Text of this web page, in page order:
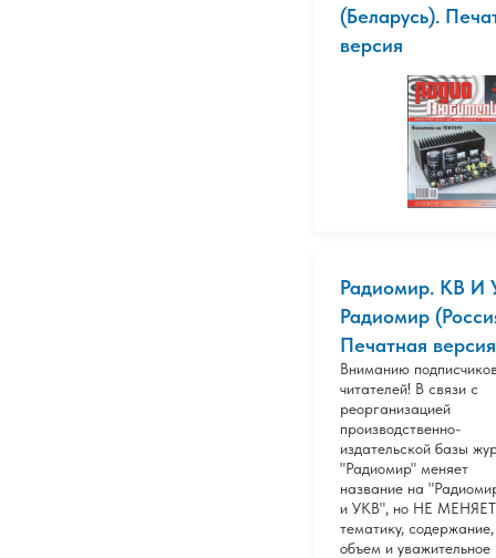
(Беларусь).
версия
Радиомир. КВ И
Радиомир
Печатная версия
Вниманию
читателей! В связи с
реорганизацией
производственно-
издательской базы
"Радиомир" меняет
название на
и УКВ", но НЕ МЕНЯЕТ
тематику, содержание,
объем и уважительное